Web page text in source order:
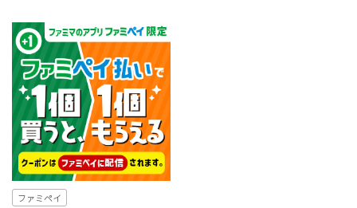
ファミペイ